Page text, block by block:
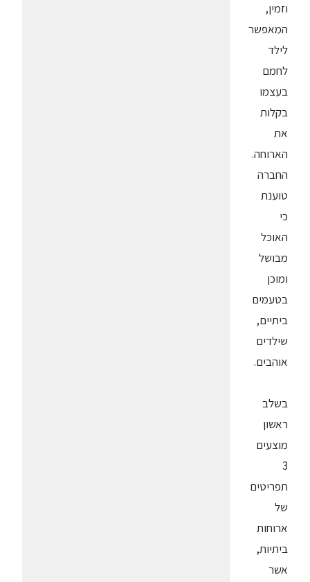
וזמין,
המאפשר
לילד
לחמם
בעצמו
בקלות
את
הארוחה.
החברה
טוענת
כי
האוכל
מבושל
ומוכן
בטעמים
ביתיים,
שילדים
אוהבים.
בשלב
ראשון
מוצעים
3
תפריטים
של
ארוחות
ביתיות,
אשר